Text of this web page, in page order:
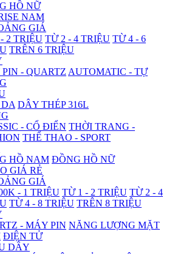
HỒ NỮ
NAM
GIÁ
2 TRIỆU TỪ 2 - 4 TRIỆU TỪ 4 - 6
TRÊN 6 TRIỆU
- QUARTZ AUTOMATIC - TỰ
DÂY THÉP 316L
- CỔ ĐIỂN THỜI TRANG -
THỂ THAO - SPORT
HỒ NAM ĐỒNG HỒ NỮ
GIÁ RẺ
GIÁ
- 1 TRIỆU TỪ 1 - 2 TRIỆU TỪ 2 - 4
TỪ 4 - 8 TRIỆU TRÊN 8 TRIỆU
- MÁY PIN NĂNG LƯỢNG MẶT
ĐIỆN TỬ
DÂY